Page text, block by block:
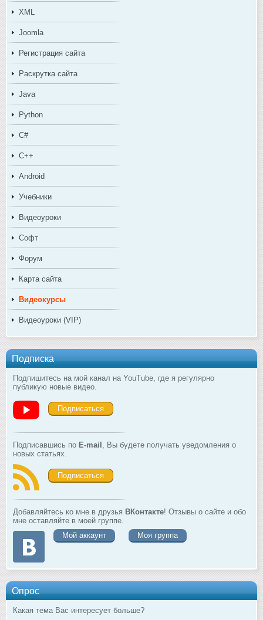
XML
Joomla
Регистрация сайта
Раскрутка сайта
Java
Python
C#
C++
Android
Учебники
Видеоуроки
Софт
Форум
Карта сайта
Видеокурсы
Видеоуроки (VIP)
Подписка
Подпишитесь на мой канал на YouTube, где я регулярно
публикую новые видео.
Подписаться
Подписавшись по E-mail , Вы будете получать уведомления о
новых статьях.
Подписаться
Добавляйтесь ко мне в друзья ВКонтакте! Отзывы о сайте и обо
мне оставляйте в моей группе.
Мой аккаунт
Моя группа
Опрос
Какая тема Вас интересует больше?